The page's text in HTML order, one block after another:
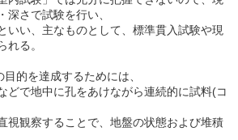
深さで試験を行い、
いい、主なものとして、標準貫入試験や現
れる。
的を達成するためには、
で地中に孔をあけながら連続的に試料(コ
観察することで、地盤の状態および堆積